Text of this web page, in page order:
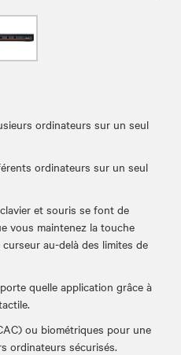
ordinateurs sur un seul
ordinateurs sur un seul
et souris se font de
vous maintenez la touche
au-delà des limites de
quelle application grâce à
ou biométriques pour une
ordinateurs sécurisés.